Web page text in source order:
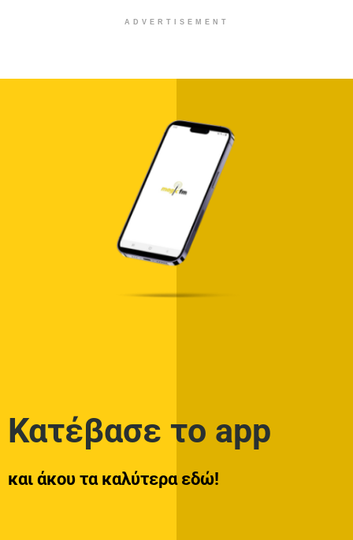
ADVERTISEMENT
Κατέβασε το app
και άκου τα καλύτερα εδώ!